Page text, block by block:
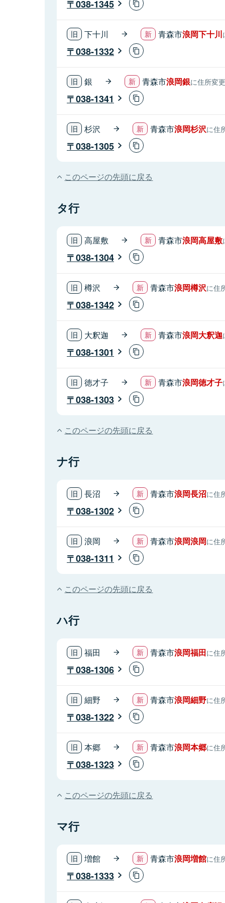
038-1345
下十川 青森市浪岡下十川
038-1332
銀 青森市浪岡銀に住所変更
038-1341
杉沢 青森市浪岡杉沢に住
038-1305
このページの先頭に戻る
タ行
高屋敷 青森市浪岡高屋敷
038-1304
樽沢 青森市浪岡樽沢に住
038-1342
大釈迦 青森市浪岡大釈迦
038-1301
徳才子 青森市浪岡徳才子
038-1303
このページの先頭に戻る
ナ行
長沼 青森市浪岡長沼に住
038-1302
浪岡 青森市浪岡浪岡に住
038-1311
このページの先頭に戻る
ハ行
福田 青森市浪岡福田に住
038-1306
細野 青森市浪岡細野に住
038-1322
本郷 青森市浪岡本郷に住
038-1323
このページの先頭に戻る
マ行
増館 青森市浪岡増館に住
038-1333